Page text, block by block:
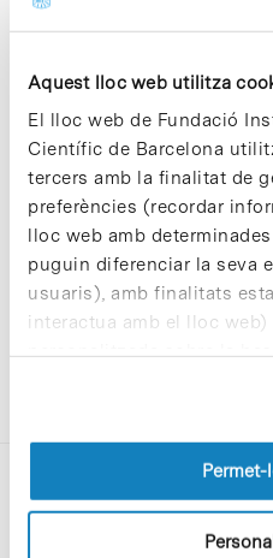
Aquest lloc web utilitza
El lloc web de Fundació
Científic de Barcelona
tercers amb la finalitat de
preferències (recordar
lloc web amb
puguin diferenciar la seva
usuaris), amb finalitats
interactua amb el lloc
personalitzada sobre la
pàgines visitades). Per a
les cookies pot consultar
Sorry, no results were
Please try again with